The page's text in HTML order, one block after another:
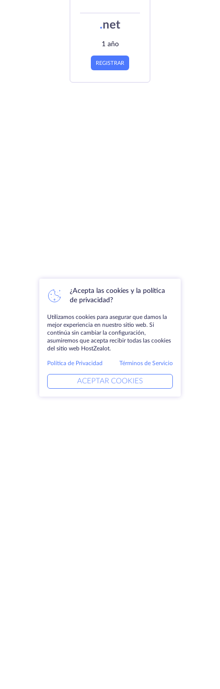
.net
1 año
REGISTRAR
¿Acepta las cookies y la política
de privacidad?
Utilizamos cookies para asegurar que damos la
mejor experiencia en nuestro sitio web. Si
continúa sin cambiar la configuración,
asumiremos que acepta recibir todas las cookies
del sitio web HostZealot.
Política de Privacidad Términos de Servicio
ACEPTAR COOKIES